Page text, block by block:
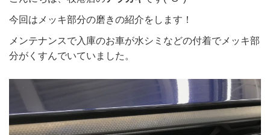
今回はメッキ部分の磨きの紹介をします！
メンテナンスで入庫のお車が水シミなどの付着でメッキ部
分がくすんでいていました。